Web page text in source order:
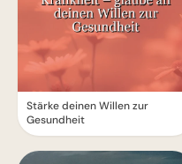
Stärke deinen Willen zur
Gesundheit